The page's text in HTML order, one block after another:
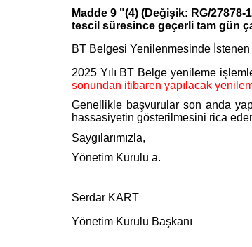
Madde 9 "(4) (Değişik: RG/
tescil süresince geçerli tam gün
BT Belgesi Yenilenmesinde
2025 Yılı BT Belge yenileme
sonundan itibaren yapılacak
Genellikle başvurular son anda
hassasiyetin gösterilmesini rica
Saygılarımızla,
Yönetim Kurulu a.
Serdar KART
Yönetim Kurulu Başkanı